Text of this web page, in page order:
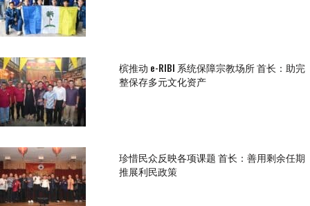
槟推动 e-RIBI 系统保障宗教场所 首长：助完
整保存多元文化资产
珍惜民众反映各项课题 首长：善用剩余任期
推展利民政策